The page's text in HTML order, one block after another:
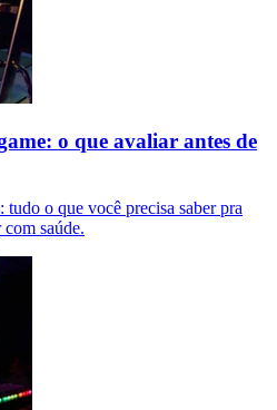
o que avaliar antes de
tudo o que você precisa saber pra
saúde.